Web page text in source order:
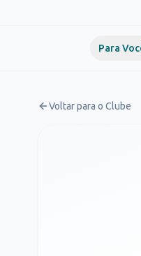
Para
Voltar para o Clube